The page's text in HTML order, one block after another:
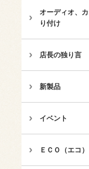
オーディオ、
り付け
店長の独り言
新製品
イベント
ＥＣＯ（エコ）